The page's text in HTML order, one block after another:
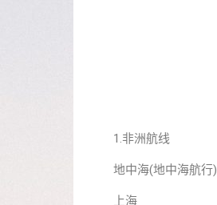
1.非洲航线
地中海(地中海航行)
上海